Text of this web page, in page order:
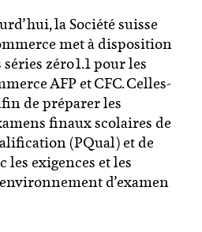
la Société suisse
met à disposition
zéro 1.1 pour les
AFP et CFC. Celles-
de préparer les
finaux scolaires de
(PQual) et de
les exigences et les
d’examen